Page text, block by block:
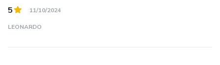
5 11/10/2024
LEONARDO